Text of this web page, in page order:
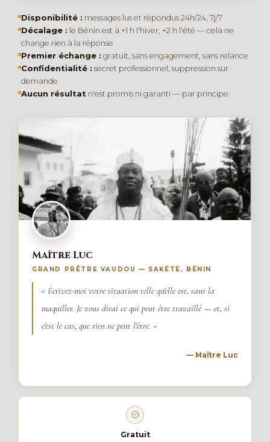
Disponibilité : messages lus et répondus 24h/24, 7j/7
Décalage : le Bénin est à +1 h l'hiver, +2 h l'été — cela ne
change rien à la réponse
Premier échange : gratuit, sans engagement, sans relance
Confidentialité : secret professionnel, suppression sur
demande
Aucun résultat n'est promis ni garanti — par principe
Maître Luc
GRAND PRÊTRE VAUDOU — SAKÉTÉ, BÉNIN
« Écrivez-moi votre situation telle qu'elle est, sans la
maquiller. Je vous dirai ce qui peut être travaillé — et, si
c'est le cas, que rien ne peut l'être. »
— Maître Luc
Gratuit